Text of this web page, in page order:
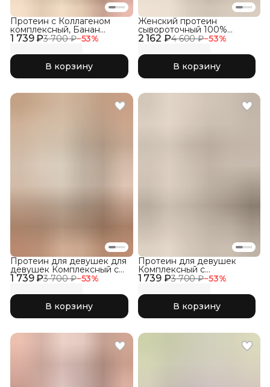
1 739 ₽3 700 ₽−53%
Протеин с Коллагеном
комплексный, Банан
клубника
В корзину
2 162 ₽4 600 ₽−53%
Женский протеин
сывороточный 100%
WHEY со вкусом Пломбир
В корзину
1 739 ₽3 700 ₽−53%
Протеин для девушек для
девушек Комплексный с
Коллагеном, Фраппе
В корзину
1 739 ₽3 700 ₽−53%
Протеин для девушек
Комплексный с
Коллагеном, Кокос
В корзину